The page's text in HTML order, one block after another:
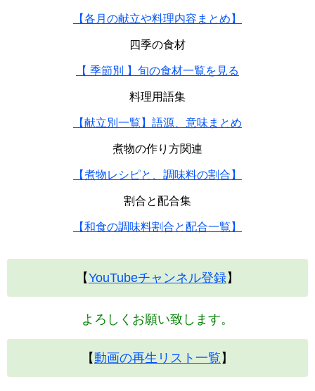
【各月の献立や料理内容まとめ】
四季の食材
【 季節別 】旬の食材一覧を見る
料理用語集
【献立別一覧】語源、意味まとめ
煮物の作り方関連
【煮物レシピと、調味料の割合】
割合と配合集
【和食の調味料割合と配合一覧】
【YouTubeチャンネル登録】
よろしくお願い致します。
【動画の再生リスト一覧 】